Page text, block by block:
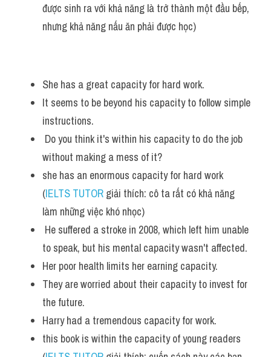
được sinh ra với khả năng là trở thành một đầu bếp,
nhưng khả năng nấu ăn phải được học)
She has a great capacity for hard work.
It seems to be beyond his capacity to follow simple
instructions.
Do you think it's within his capacity to do the job
without making a mess of it?
she has an enormous capacity for hard work
(IELTS TUTOR giải thích: cô ta rất có khả năng
làm những việc khó nhọc)
He suffered a stroke in 2008, which left him unable
to speak, but his mental capacity wasn't affected.
Her poor health limits her earning capacity.
They are worried about their capacity to invest for
the future.
Harry had a tremendous capacity for work.
this book is within the capacity of young readers